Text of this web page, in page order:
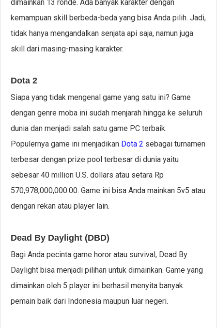
dimainkan 13 ronde. Ada banyak karakter dengan
kemampuan skill berbeda-beda yang bisa Anda pilih. Jadi,
tidak hanya mengandalkan senjata api saja, namun juga
skill dari masing-masing karakter.
Dota 2
Siapa yang tidak mengenal game yang satu ini? Game
dengan genre moba ini sudah menjarah hingga ke seluruh
dunia dan menjadi salah satu game PC terbaik.
Populernya game ini menjadikan Dota 2 sebagai turnamen
terbesar dengan prize pool terbesar di dunia yaitu
sebesar 40 million U.S. dollars atau setara Rp
570,978,000,000.00. Game ini bisa Anda mainkan 5v5 atau
dengan rekan atau player lain.
Dead By Daylight (DBD)
Bagi Anda pecinta game horor atau survival, Dead By
Daylight bisa menjadi pilihan untuk dimainkan. Game yang
dimainkan oleh 5 player ini berhasil menyita banyak
pemain baik dari Indonesia maupun luar negeri.